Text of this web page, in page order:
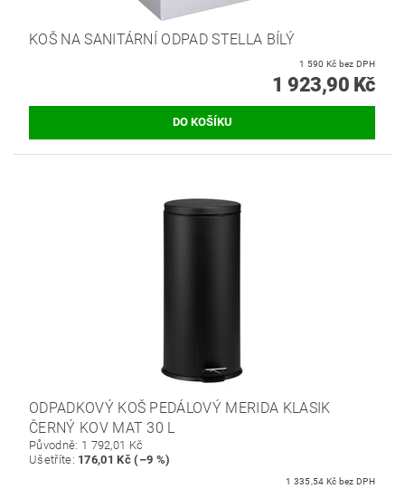
KOŠ NA SANITÁRNÍ ODPAD STELLA BÍLÝ
1 590 Kč bez DPH
1 923,90 Kč
ODPADKOVÝ KOŠ PEDÁLOVÝ MERIDA KLASIK
ČERNÝ KOV MAT 30 L
Původně: 1 792,01 Kč
Ušetříte: 176,01 Kč (–9 %)
1 335,54 Kč bez DPH